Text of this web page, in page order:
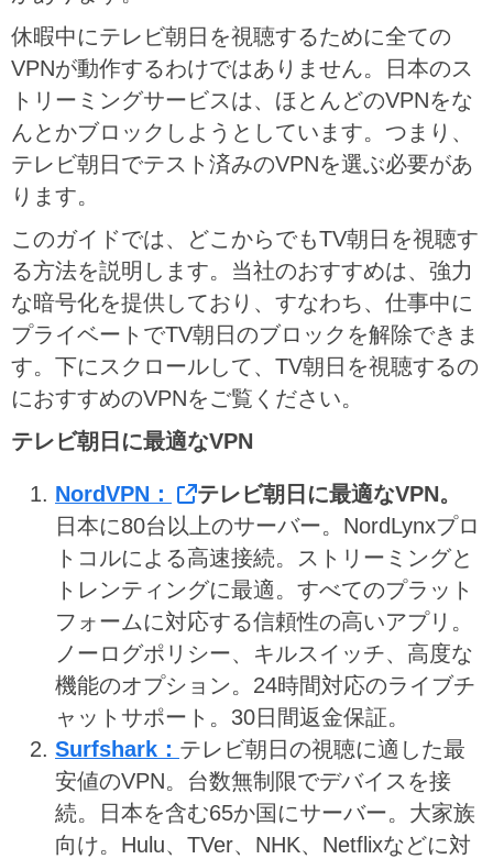
休暇中にテレビ朝日を視聴するために全ての
VPNが動作するわけではありません。日本のス
トリーミングサービスは、ほとんどのVPNをな
んとかブロックしようとしています。つまり、
テレビ朝日でテスト済みのVPNを選ぶ必要があ
ります。
このガイドでは、どこからでもTV朝日を視聴す
る方法を説明します。当社のおすすめは、強力
な暗号化を提供しており、すなわち、仕事中に
プライベートでTV朝日のブロックを解除できま
す。下にスクロールして、TV朝日を視聴するの
におすすめのVPNをご覧ください。
テレビ朝日に最適なVPN
NordVPN：
テレビ朝日に最適なVPN。
日本に80台以上のサーバー。NordLynxプロ
トコルによる高速接続。ストリーミングと
トレンティングに最適。すべてのプラット
フォームに対応する信頼性の高いアプリ。
ノーログポリシー、キルスイッチ、高度な
機能のオプション。24時間対応のライブチ
ャットサポート。30日間返金保証。
Surfshark： テレビ朝日の視聴に適した最
安値のVPN。台数無制限でデバイスを接
続。日本を含む65か国にサーバー。大家族
向け。Hulu、TVer、NHK、Netflixなどに対